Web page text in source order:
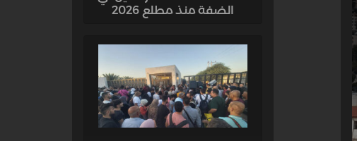
الضفة منذ مطلع 2026